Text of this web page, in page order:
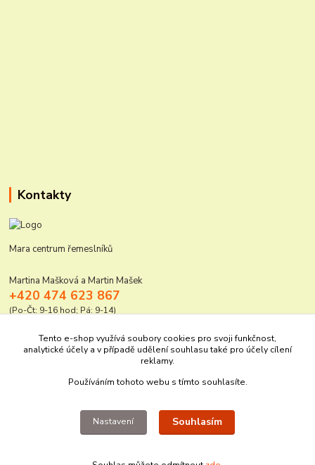
Kontakty
Mara centrum řemeslníků
Martina Mašková a Martin Mašek
+420 474 623 867
(Po-Čt: 9-16 hod; Pá: 9-14)
mara@elektro-naradi.cz
Upravit sběr cookies.
Tento e-shop využívá soubory cookies pro svoji funkčnost,
analytické účely a v případě udělení souhlasu také pro účely cílení
reklamy.
Používáním tohoto webu s tímto souhlasíte.
Nastavení Souhlasím